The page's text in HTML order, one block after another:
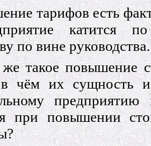
тарифов есть факт
катится
по вине руководства.
такое повышение
в чём их сущность
при повышении